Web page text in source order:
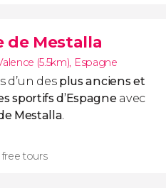
de Mestalla
(5.5km), Espagne
d’un des plus anciens et
sportifs d’Espagne avec
Mestalla.
tours